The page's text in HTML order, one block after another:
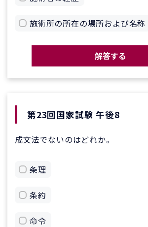
施術所の所在の場所および名称
解答する
第23回国家試験 午後8
成文法でないのはどれか。
条理
条約
命令